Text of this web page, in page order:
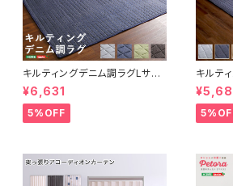
キルティングデニム調ラグLサイ
ズ(190x240cm)オールシーズ
ン、滑り止め付き、手洗い対応【D
erid-デリッド-】 DRG-L
¥6,631
5%OFF
キルテ
ズ
ン、滑
erid-デ